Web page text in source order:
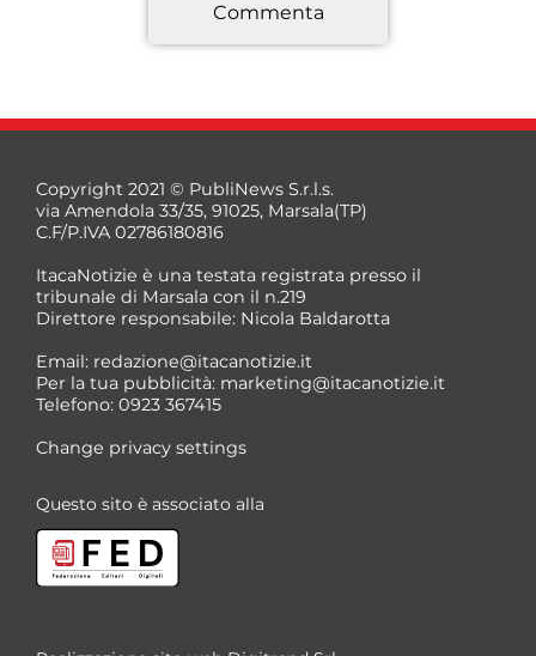
*
*
Commenta
Copyright 2021 © PubliNews S.r.l.s.
via Amendola 33/35, 91025, Marsala(TP)
C.F/P.IVA 02786180816
ItacaNotizie è una testata registrata presso il
tribunale di Marsala con il n.219
Direttore responsabile: Nicola Baldarotta
Email: redazione@itacanotizie.it
Per la tua pubblicità: marketing@itacanotizie.it
Telefono: 0923 367415
Change privacy settings
Questo sito è associato alla